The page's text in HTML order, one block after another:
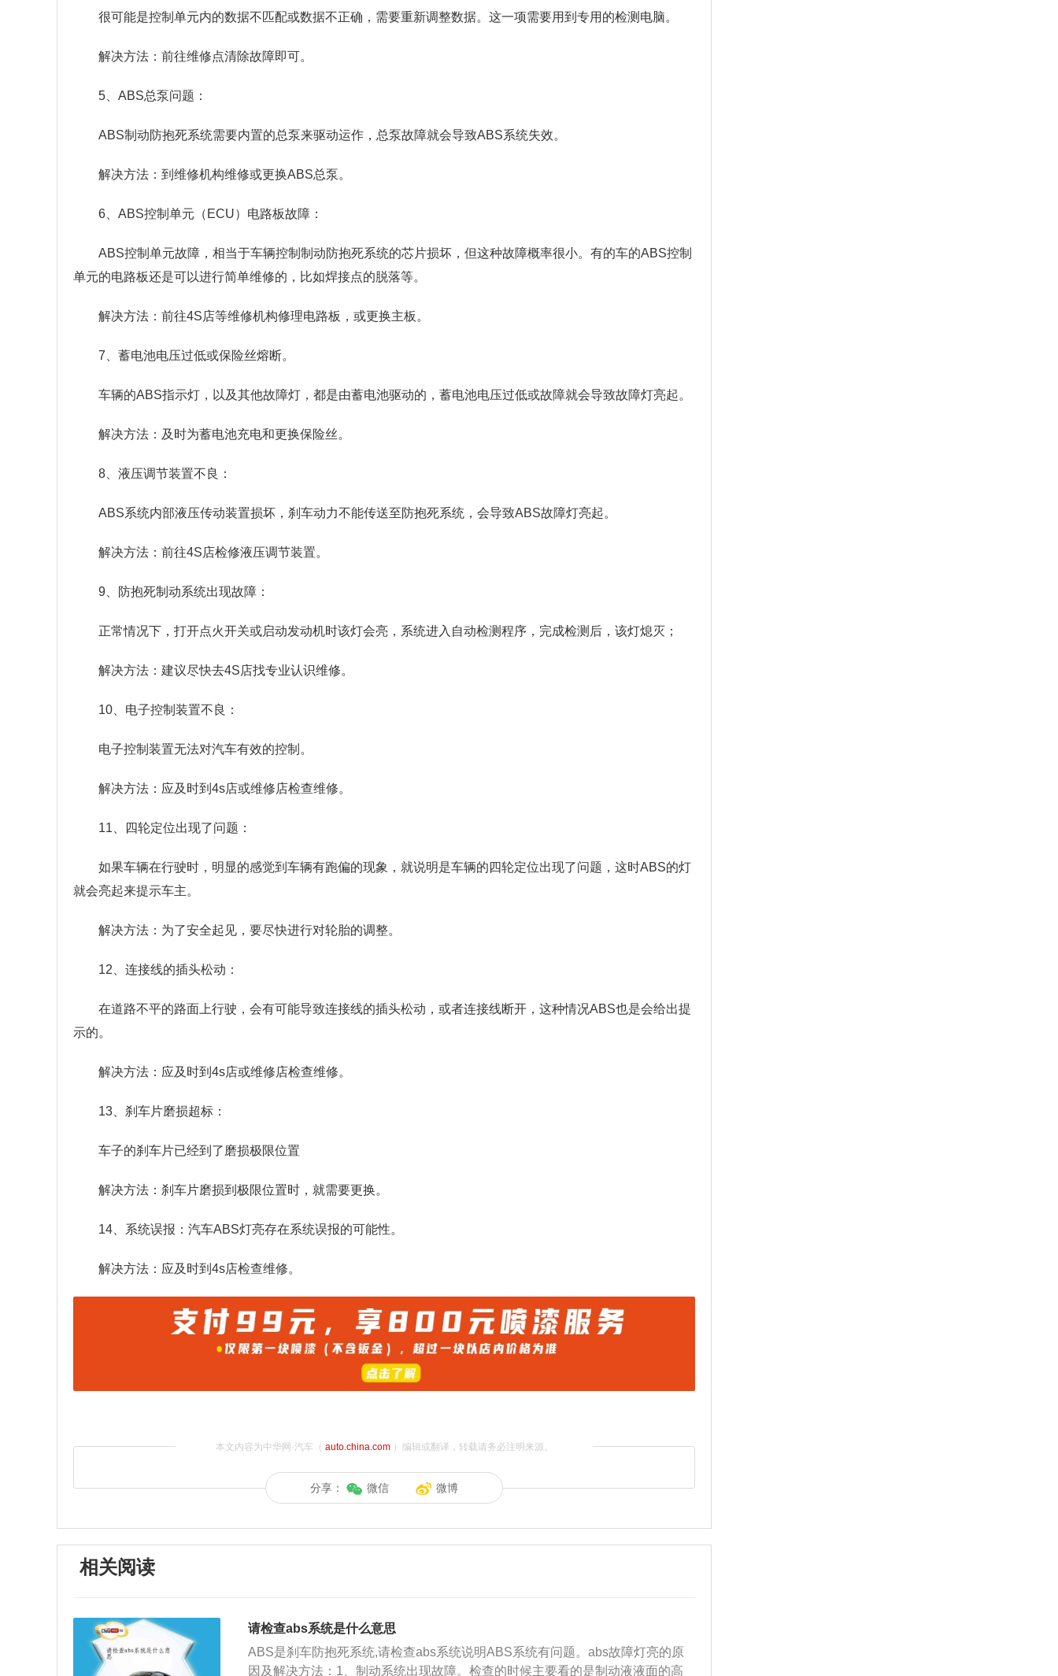
很可能是控制单元内的数据不匹配或数据不正确，需要重新调整数据。这一项需要用到专用的检测电脑。
解决方法：前往维修点清除故障即可。
5、ABS总泵问题：
ABS制动防抱死系统需要内置的总泵来驱动运作，总泵故障就会导致ABS系统失效。
解决方法：到维修机构维修或更换ABS总泵。
6、ABS控制单元（ECU）电路板故障：
ABS控制单元故障，相当于车辆控制制动防抱死系统的芯片损坏，但这种故障概率很小。有的车的ABS控制
单元的电路板还是可以进行简单维修的，比如焊接点的脱落等。
解决方法：前往4S店等维修机构修理电路板，或更换主板。
7、蓄电池电压过低或保险丝熔断。
车辆的ABS指示灯，以及其他故障灯，都是由蓄电池驱动的，蓄电池电压过低或故障就会导致故障灯亮起。
解决方法：及时为蓄电池充电和更换保险丝。
8、液压调节装置不良：
ABS系统内部液压传动装置损坏，刹车动力不能传送至防抱死系统，会导致ABS故障灯亮起。
解决方法：前往4S店检修液压调节装置。
9、防抱死制动系统出现故障：
正常情况下，打开点火开关或启动发动机时该灯会亮，系统进入自动检测程序，完成检测后，该灯熄灭；
解决方法：建议尽快去4S店找专业认识维修。
10、电子控制装置不良：
电子控制装置无法对汽车有效的控制。
解决方法：应及时到4s店或维修店检查维修。
11、四轮定位出现了问题：
如果车辆在行驶时，明显的感觉到车辆有跑偏的现象，就说明是车辆的四轮定位出现了问题，这时ABS的灯
就会亮起来提示车主。
解决方法：为了安全起见，要尽快进行对轮胎的调整。
12、连接线的插头松动：
在道路不平的路面上行驶，会有可能导致连接线的插头松动，或者连接线断开，这种情况ABS也是会给出提
示的。
解决方法：应及时到4s店或维修店检查维修。
13、刹车片磨损超标：
车子的刹车片已经到了磨损极限位置
解决方法：刹车片磨损到极限位置时，就需要更换。
14、系统误报：汽车ABS灯亮存在系统误报的可能性。
解决方法：应及时到4s店检查维修。
本文内容为中华网·汽车（ auto.china.com）编辑或翻译，转载请务必注明来源。
分享： 微信 微博
相关阅读
请检查abs系统是什么意思
ABS是刹车防抱死系统,请检查abs系统说明ABS系统有问题。abs故障灯亮的原
因及解决方法：1、制动系统出现故障。检查的时候主要看的是制动液液面的高